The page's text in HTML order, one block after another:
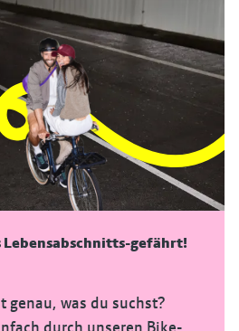
Lebensabschnitts-gefährt!
genau, was du suchst?
durch unseren Bike-